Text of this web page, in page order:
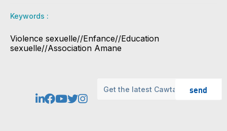
Keywords :
Violence sexuelle//Enfance//Education
sexuelle//Association Amane
send